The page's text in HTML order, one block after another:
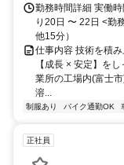
勤務時間詳細 実働
り20日 〜 22日 <勤
他15分）
仕事内容 技術を積
【成長 × 安定】を
業所の工場内(富士
溶...
制服あり バイク通勤OK
正社員